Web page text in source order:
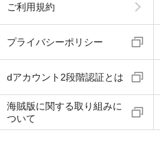
ご利用規約
プライバシーポリシー
dアカウント2段階認証とは
海賊版に関する取り組みに
ついて